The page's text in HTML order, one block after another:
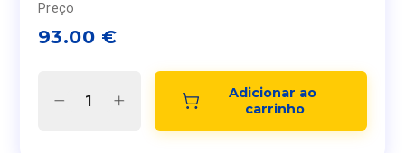
Preço
93.00 €
Adicionar ao
carrinho